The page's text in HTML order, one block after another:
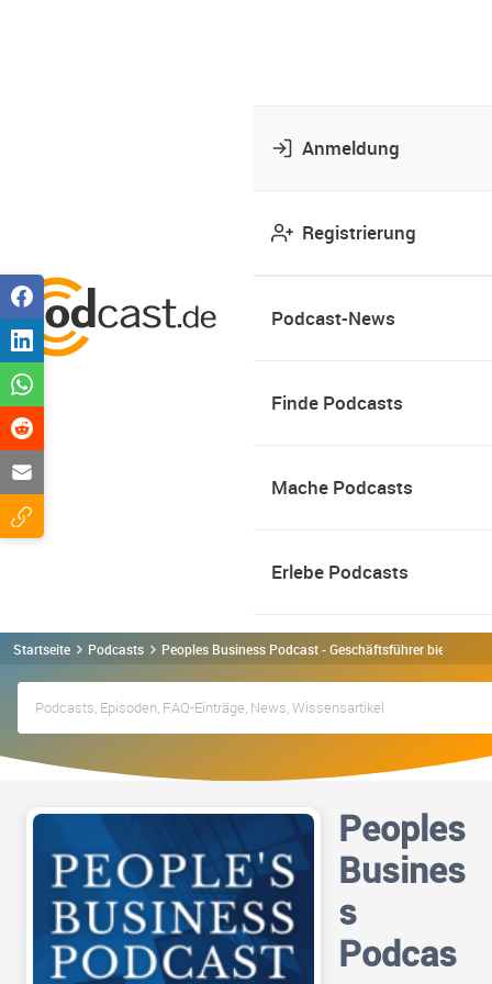
Anmeldung
Registrierung
Podcast-News
Finde Podcasts
Mache Podcasts
Erlebe Podcasts
Startseite Podcasts Peoples Business Podcast - Geschäftsführer bieten
Peoples
Busines
s
Podcas